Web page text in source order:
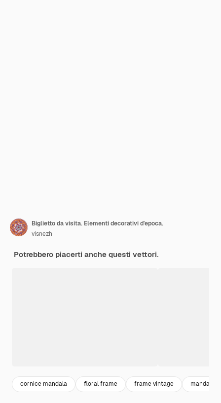
Biglietto da visita. Elementi decorativi d'epoca.
visnezh
Potrebbero piacerti anche questi vettori.
cornice mandala floral frame frame vintage mandala